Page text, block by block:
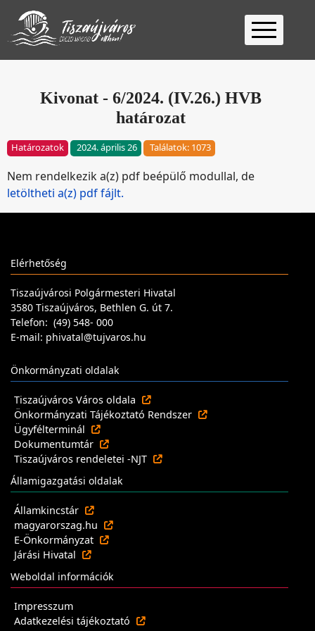
Kezdőlap
Ügyfélfogadás
Kivonat - 6/2024. (IV.26.) HVB
határozat
Határozatok 2024. április 26 Találatok: 1073
Nem rendelkezik a(z) pdf beépülő modullal, de
letöltheti a(z) pdf fájlt.
Elérhetőség
Tiszaújvárosi Polgármesteri Hivatal
3580 Tiszaújváros, Bethlen G. út 7.
Telefon: (49) 548- 000
E-mail: phivatal@tujvaros.hu
Önkormányzati oldalak
Tiszaújváros Város oldala
Önkormányzati Tájékoztató Rendszer
Ügyfélterminál
Dokumentumtár
Tiszaújváros rendeletei -NJT
Államigazgatási oldalak
Államkincstár
magyarorszag.hu
E-Önkormányzat
Járási Hivatal
Weboldal információk
Impresszum
Adatkezelési tájékoztató